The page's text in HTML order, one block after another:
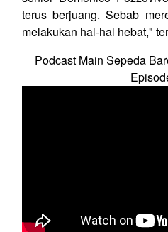
terus berjuang. Sebab
melakukan hal-hal hebat,"
Podcast Main Sepeda